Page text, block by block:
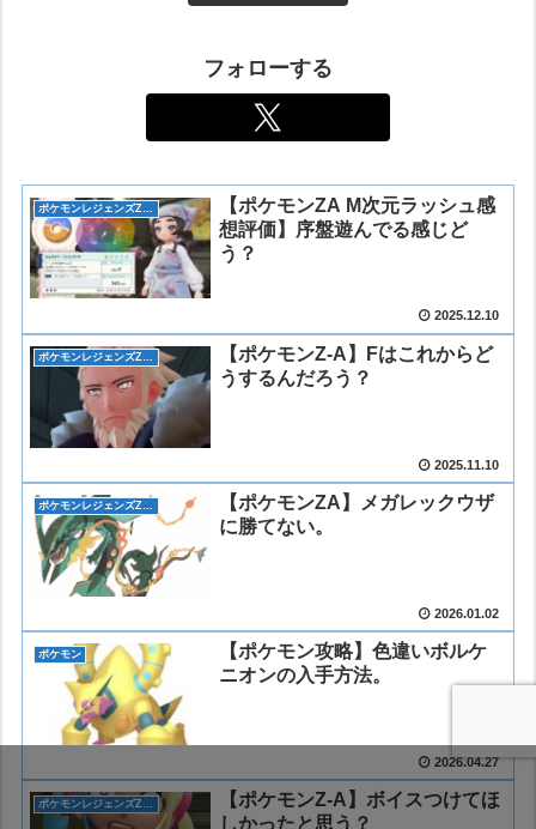
フォローする
【ポケモンZA M次元ラッシュ感
想評価】序盤遊んでる感じど
う？
2025.12.10
【ポケモンZ-A】Fはこれからど
うするんだろう？
2025.11.10
ポケモンレジェンズZ-A(ゼットエー)
【ポケモンZA】メガレックウザ
に勝てない。
2026.01.02
ポケモン
【ポケモン攻略】色違いボルケ
ニオンの入手方法。
2026.04.27
【ポケモンZ-A】ボイスつけてほ
しかったと思う？